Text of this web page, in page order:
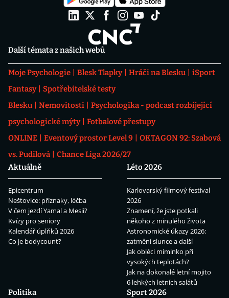
Další témata z našich webů
Moje Psychologie Blesk Tlapky Hráči na Blesku
iSport
Fantasy
Spotřebitelské testy
Blesku
Nemovitosti
Psychologika - podcast rozbíjející
psychologické mýty
Fotbalové přestupy
ONLINE
Eventový prostor Level 9
OKTAGON 92: Szabová
vs. Pudilová
Chance Liga 2026/27
Aktuálně
Epicentrum
Neštovice: příznaky, léčba
V čem jezdí Yamal a Mesii?
Kvízy pro seniory
Kalendář úplňků 2026
Co je bodycount?
Léto 2026
Karlovarský filmový festival
2026
Znamení, že jste potkali
někoho z minulého života
Astronomické úkazy 2026:
zatmění slunce a další
Jak obléci miminko při
vysokých teplotách?
Jak na dokonalé letní mojito
6 lehkých letních salátů
Politika
Sport 2026